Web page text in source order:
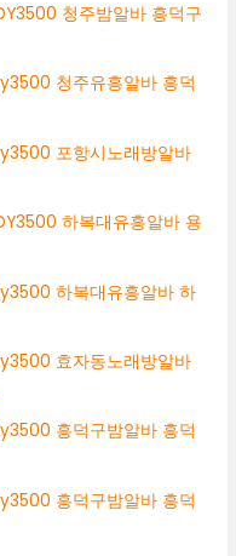
청주밤알바 흥덕구
청주유흥알바 흥덕
포항시노래방알바
하복대유흥알바 용
하복대유흥알바 하
효자동노래방알바
흥덕구밤알바 흥덕
흥덕구밤알바 흥덕